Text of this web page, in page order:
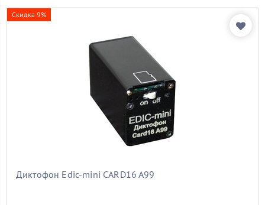
Скидка 9%
Диктофон Edic-mini CARD16 A99